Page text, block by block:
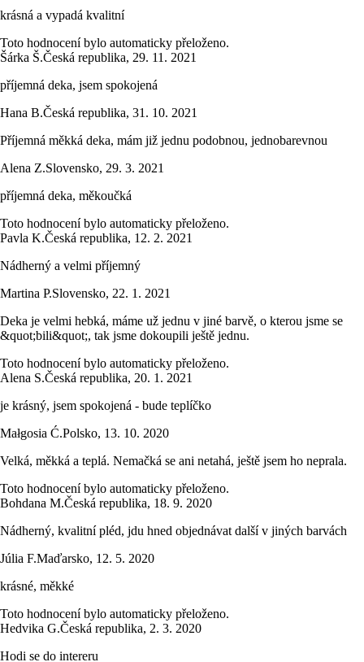
krásná a vypadá kvalitní
Toto hodnocení bylo automaticky přeloženo.
Šárka Š.Česká republika, 29. 11. 2021
příjemná deka, jsem spokojená
Hana B.Česká republika, 31. 10. 2021
Příjemná měkká deka, mám již jednu podobnou, jednobarevnou
Alena Z.Slovensko, 29. 3. 2021
příjemná deka, měkoučká
Toto hodnocení bylo automaticky přeloženo.
Pavla K.Česká republika, 12. 2. 2021
Nádherný a velmi příjemný
Martina P.Slovensko, 22. 1. 2021
Deka je velmi hebká, máme už jednu v jiné barvě, o kterou jsme se
&quot;bili&quot;, tak jsme dokoupili ještě jednu.
Toto hodnocení bylo automaticky přeloženo.
Alena S.Česká republika, 20. 1. 2021
je krásný, jsem spokojená - bude teplíčko
Małgosia Ć.Polsko, 13. 10. 2020
Velká, měkká a teplá. Nemačká se ani netahá, ještě jsem ho neprala.
Toto hodnocení bylo automaticky přeloženo.
Bohdana M.Česká republika, 18. 9. 2020
Nádherný, kvalitní pléd, jdu hned objednávat další v jiných barvách
Júlia F.Maďarsko, 12. 5. 2020
krásné, měkké
Toto hodnocení bylo automaticky přeloženo.
Hedvika G.Česká republika, 2. 3. 2020
Hodi se do intereru